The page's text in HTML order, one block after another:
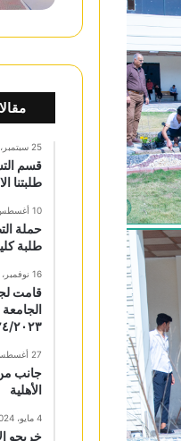
25 سبتمبر، 2022
قسم
طلبتنا
10 أغسطس، 2022
حملة
طلبة
16 نوفمبر، 2023
قامت
الجامعة
٢٠٢٤/
27 أغسطس، 2022
جانب
الأهلية
4 مايو، 2024